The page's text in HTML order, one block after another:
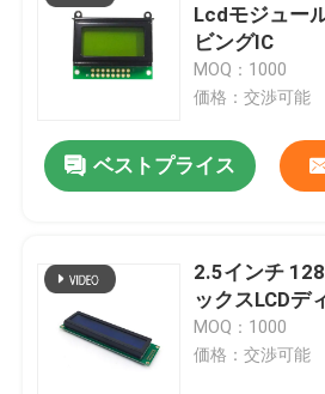
Lcdモジュー
ビングIC
MOQ：1000
価格：交渉可能
ベストプライス
2.5インチ
ックスLCDデ
MOQ：1000
価格：交渉可能